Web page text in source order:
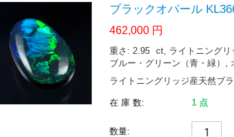
ブラックオパール
462,000 円
重さ: 2.95 ct , ライトニング
ブルー・グリーン（青・緑）,
ライトニングリッジ産天然ブ
在 庫 数: 1 点
数量: